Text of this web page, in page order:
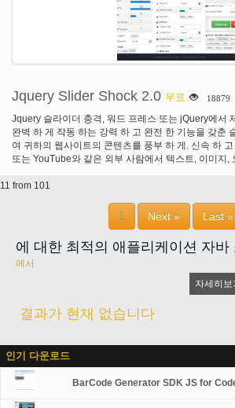
Jquery Slider Shock 2.0 무료 18879
Jquery 슬라이더 충격, 워드 프레스 또는 jQuery에서
완벽 하 게 작동 하는 강력 하 고 완전 한 기능을 갖춘
여 귀하의 웹사이트의 콘텐츠를 풍부 하 게. 신속 하
또는 YouTube와 같은 외부 사람에서 텍스트, 이미지,
적인 용도로 무료입니다.
11 from 101
1 Next » Last »
에 대한 최적의 애플리케이션 자바
에서
자세히보
결과가 현재 없습니다
인기 다운로드
BarCode Generator SDK JS for